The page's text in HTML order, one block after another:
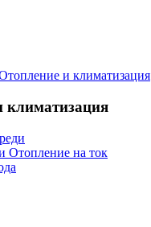
и климатизация
климатизация
Отопление на ток